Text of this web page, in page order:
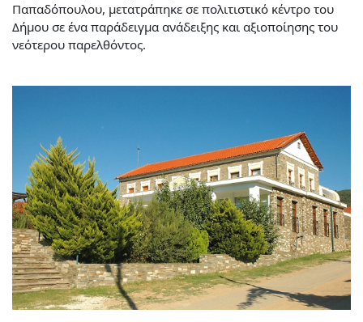
Παπαδόπουλου, μετατράπηκε σε πολιτιστικό κέντρο του
Δήμου σε ένα παράδειγμα ανάδειξης και αξιοποίησης του
νεότερου παρελθόντος.